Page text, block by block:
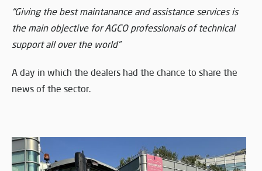
“Giving the best maintanance and assistance services is
the main objective for AGCO professionals of technical
support all over the world”
A day in which the dealers had the chance to share the
news of the sector.